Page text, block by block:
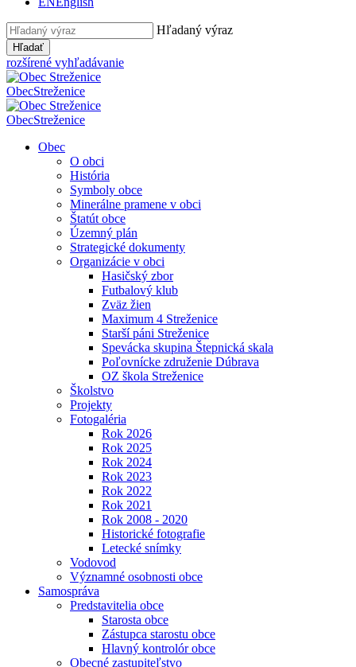
Hľadaný výraz
Hľadať
rozšírené vyhľadávanie
ObecStreženice
ObecStreženice
Obec
O obci
História
Symboly obce
Minerálne pramene v obci
Štatút obce
Územný plán
Strategické dokumenty
Organizácie v obci
Hasičský zbor
Futbalový klub
Zväz žien
Maximum 4 Streženice
Starší páni Streženice
Spevácka skupina Štepnická skala
Poľovnícke združenie Dúbrava
OZ škola Streženice
Školstvo
Projekty
Fotogaléria
Rok 2026
Rok 2025
Rok 2024
Rok 2023
Rok 2022
Rok 2021
Rok 2008 - 2020
Historické fotografie
Letecké snímky
Vodovod
Významné osobnosti obce
Samospráva
Predstavitelia obce
Starosta obce
Zástupca starostu obce
Hlavný kontrolór obce
Obecné zastupiteľstvo